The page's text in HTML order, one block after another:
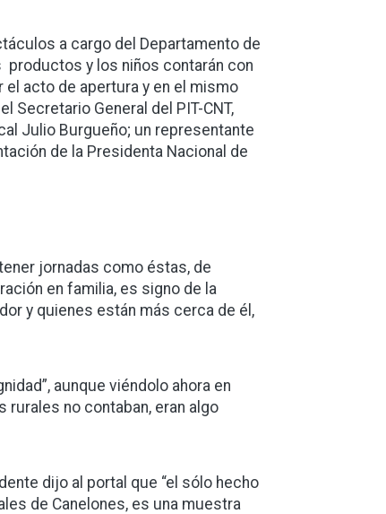
a cargo del Departamento de
productos y los niños contarán con
acto de apertura y en el mismo
Secretario General del PIT-CNT,
Julio Burgueño; un representante
de la Presidenta Nacional de
jornadas como éstas, de
en familia, es signo de la
y quienes están más cerca de él,
aunque viéndolo ahora en
no contaban, eran algo
dijo al portal que “el sólo hecho
de Canelones, es una muestra